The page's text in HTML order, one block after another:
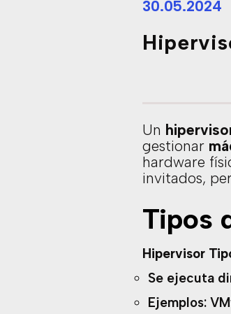
30.05.2024
Un
gestionar
hardware
invitados,
Tipos
Hipervisor
Se ejecuta
Ejemplos: